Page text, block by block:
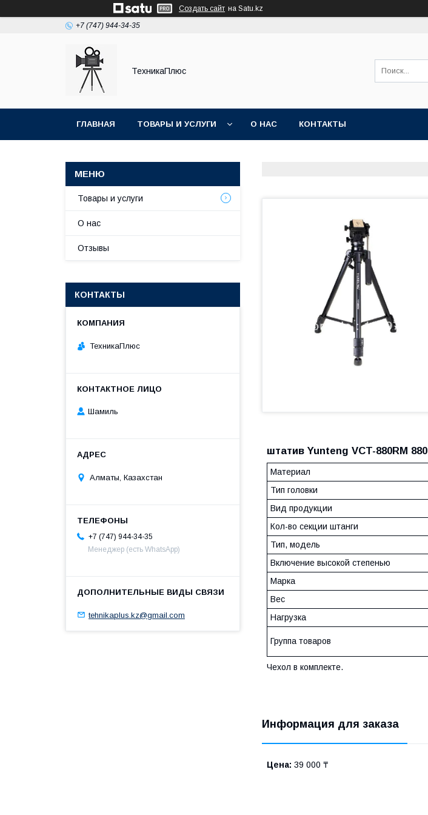
Создать сайт на Satu.kz
+7 (747) 944-34-35
ТехникаПлюс
ГЛАВНАЯ ТОВАРЫ И УСЛУГИ О НАС КОНТАКТЫ
штатив Yunteng VCT-880RM 880
Материал
Тип головки
Вид продукции
Кол-во секции штанги
Тип, модель
Включение высокой степенью
Марка
Вес
Нагрузка
Группа товаров
Чехол в комплекте.
Информация для заказа
Цена: 39 000 ₸
Товары и услуги
О нас
Отзывы
КОНТАКТЫ
ТехникаПлюс
Шамиль
Алматы, Казахстан
+7 (747) 944-34-35
Менеджер (есть WhatsApp)
tehnikaplus.kz@gmail.com